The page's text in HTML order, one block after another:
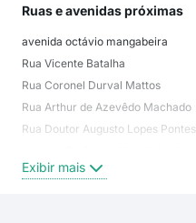
Ruas e avenidas próximas
avenida octávio mangabeira
Rua Vicente Batalha
Rua Coronel Durval Mattos
Rua Arthur de Azevêdo Machado
Rua Doutor Augusto Lopes Pontes
Rua Magno Valente
Exibir mais